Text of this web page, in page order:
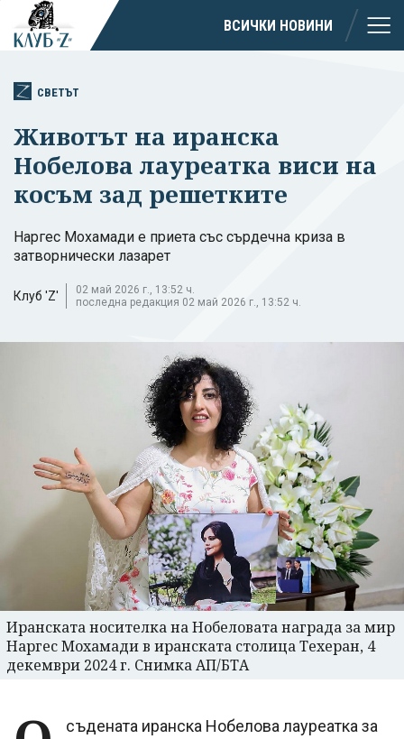
ВСИЧКИ НОВИНИ
СВЕТЪТ
Животът на иранска
Нобелова лауреатка виси на
косъм зад решетките
Наргес Мохамади е приета със сърдечна криза в
затворнически лазарет
Клуб 'Z'
02 май 2026 г., 13:52 ч.
последна редакция 02 май 2026 г., 13:52 ч.
Иранската носителка на Нобеловата награда за мир
Наргес Мохамади в иранската столица Техеран, 4
декември 2024 г. Снимка АП/БТА
съдената иранска Нобелова лауреатка за